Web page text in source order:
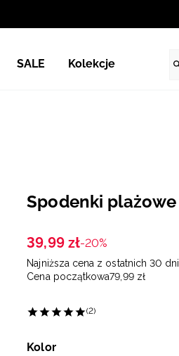
SALE Kolekcje
Spodenki
39,99 zł-20%
Najniższa cena z ostatnich 30
Cena początkowa79 99 zł
(2)
Kolor